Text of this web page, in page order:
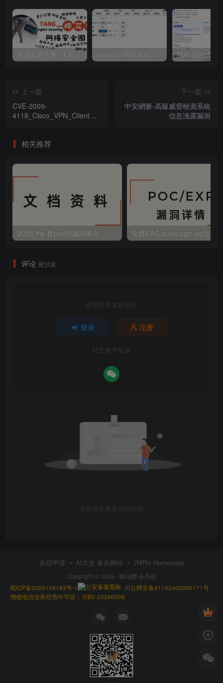
会员必看手册（1.9.0版本 26.4.5更新） mingdon 明动 burp插件0.2.6版本 本地时间校验去除版
上一篇
CVE-2009-
4118_Cisco_VPN_Client拒
下一篇
中安網脈-高級威脅檢測系統
信息洩露漏洞
相关推荐
2025 hw 有poc的漏洞集合
评论 抢沙发
请登录后发表评论
登录 注册
社交账号登录
请登录后查看评论内容
友链申请 AI大全 集合网站 JMR's Homepage
Copyright © 2025 · 棉花糖 会员站
蜀ICP备2025159183号-1
川公网安备51152402000171号
增值电信业务经营许可证：川B2-20260508